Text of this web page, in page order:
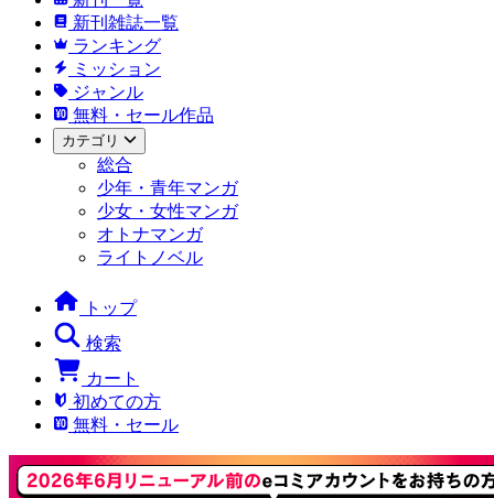
新刊雑誌一覧
ランキング
ミッション
ジャンル
無料・セール作品
カテゴリ
総合
少年・青年マンガ
少女・女性マンガ
オトナマンガ
ライトノベル
トップ
検索
カート
初めての方
無料・セール